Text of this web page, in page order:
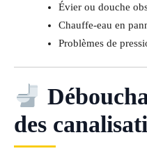
Évier ou douche
Chauffe-eau en
Problèmes de
des